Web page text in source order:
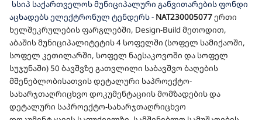
ᲜᲐᲔᲡᲐᲙᲝᲕᲝᲨᲘ ᲓᲐ ᲡᲝᲤᲔᲚ ᲡᲣᲯᲣᲜᲐᲨᲘ) 50 ᲑᲐᲕᲨᲕᲖᲔ
ᲒᲐᲗᲕᲚᲘᲚᲘ ᲡᲐᲑᲐᲕᲨᲕᲝ ᲑᲐᲦᲔᲑᲘᲡ
ᲛᲨᲔᲜᲔᲑᲚᲝᲑᲘᲡᲐᲗᲕᲘᲡ ᲓᲔᲢᲐᲚᲣᲠᲘ ᲡᲐᲞᲠᲝᲔᲥᲢᲝ-
ᲡᲐᲮᲐᲠᲯᲗᲐᲦᲠᲘᲪᲮᲕᲝ ᲓᲝᲙᲣᲛᲔᲜᲢᲐᲪᲘᲘᲡ
ᲛᲝᲛᲖᲐᲓᲔᲑᲘᲡ ᲓᲐ ᲓᲔᲢᲐᲚᲣᲠᲘ ᲡᲐᲞᲠᲝᲔᲥᲢᲝ-
ᲡᲐᲮᲐᲠᲯᲗᲐᲦᲠᲘᲪᲮᲕᲝ ᲓᲝᲙᲣᲛᲔᲜᲢᲐᲪᲘᲘᲡ
ᲡᲐᲤᲣᲫᲕᲔᲚᲖᲔ, ᲡᲐᲛᲨᲔᲜᲔᲑᲚᲝ ᲡᲐᲛᲣᲨᲐᲝᲔᲑᲘᲡ
ᲨᲔᲡᲠᲣᲚᲔᲑᲘᲡ ᲡᲐᲮᲔᲚᲛᲬᲘᲤᲝ ᲨᲔᲡᲧᲘᲓᲕᲐ
სსიპ საქართველოს მუნიციპალური განვითარების ფონდი
აცხადებს ელექტრონულ ტენდერს- NAT230005077ერთი
ხელშეკრულების ფარგლებში, Design-Build მეთოდით,
აბაშის მუნიციპალიტეტის 4 სოფელში (სოფელ სამიქაოში,
სოფელ კეთილარში, სოფელ ნაესაკოვოში და სოფელ
სუჯუნაში) 50 ბავშვზე გათვლილი საბავშვო ბაღების
მშენებლობისათვის დეტალური საპროექტო-
სახარჯთაღრიცხვო დოკუმენტაციის მომზადების და
დეტალური საპროექტო-სახარჯთაღრიცხვო